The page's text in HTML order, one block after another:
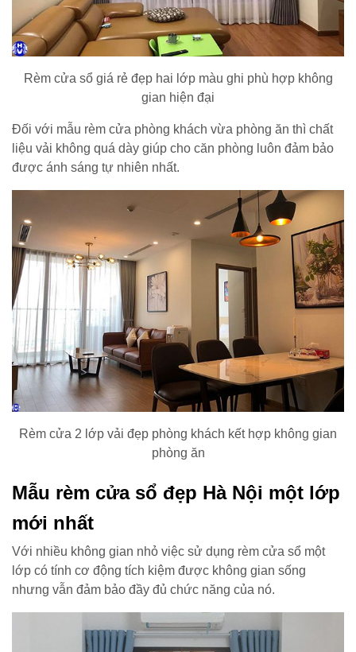
Rèm cửa sổ giá rẻ đẹp hai lớp màu ghi phù hợp không
gian hiện đại
Đối với mẫu rèm cửa phòng khách vừa phòng ăn thì chất
liệu vải không quá dày giúp cho căn phòng luôn đảm bảo
được ánh sáng tự nhiên nhất.
Rèm cửa 2 lớp vải đẹp phòng khách kết hợp không gian
phòng ăn
Mẫu rèm cửa sổ đẹp Hà Nội một lớp
mới nhất
Với nhiều không gian nhỏ việc sử dụng rèm cửa sổ một
lớp có tính cơ động tích kiệm được không gian sống
nhưng vẫn đảm bảo đầy đủ chức năng của nó.